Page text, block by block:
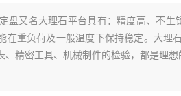
盘又名大理石平台具有：精度高、不生
在重负荷及一般温度下保持稳定。大理
、精密工具、机械制件的检验，都是理想